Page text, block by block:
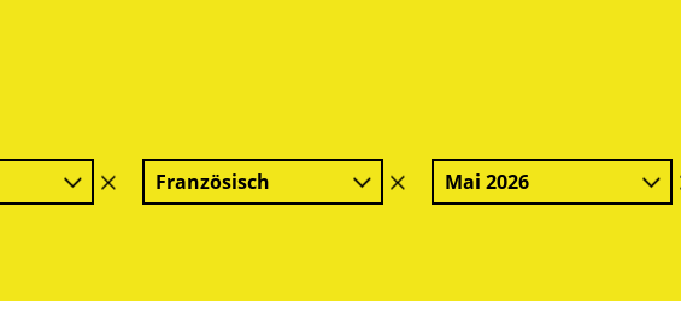
Filter
löschen
Französisch
Filter
löschen
Mai 2026